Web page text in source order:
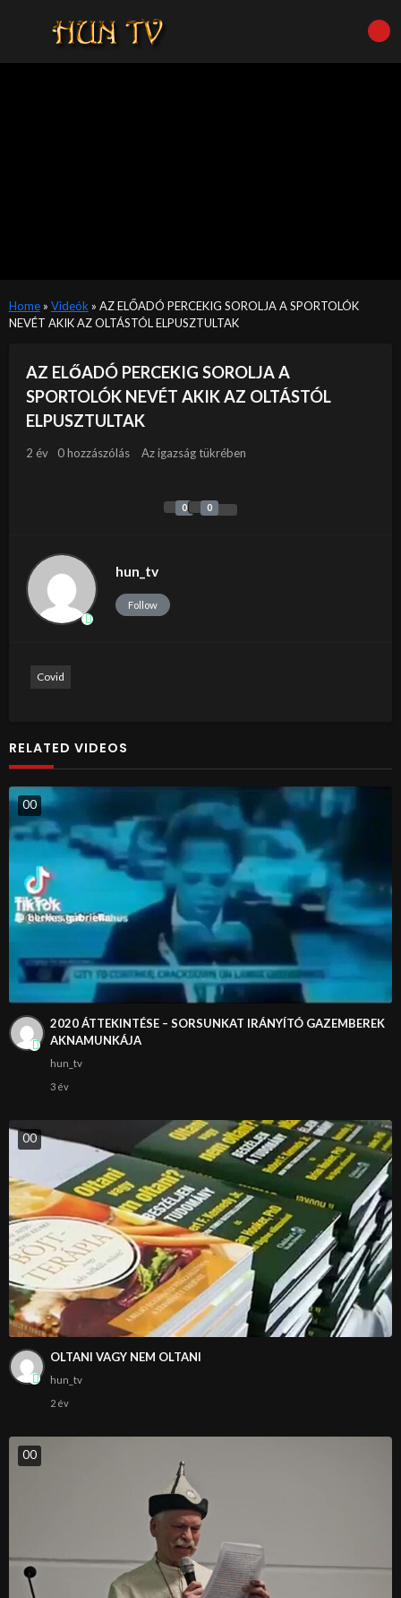
Home» Videók » AZ ELŐADÓ PERCEKIG SOROLJA A SPORTOLÓK
NEVÉT AKIK AZ OLTÁSTÓL ELPUSZTULTAK
AZ ELŐADÓ PERCEKIG SOROLJA A
SPORTOLÓK NEVÉT AKIK AZ OLTÁSTÓL
ELPUSZTULTAK
2 év 0 hozzászólás Az igazság tükrében
0 0
hun_tv
Follow
Covid
RELATED VIDEOS
00
2020 ÁTTEKINTÉSE – SORSUNKAT IRÁNYÍTÓ GAZEMBEREK
AKNAMUNKÁJA
hun_tv
3 év
00
OLTANI VAGY NEM OLTANI
hun_tv
2 év
00